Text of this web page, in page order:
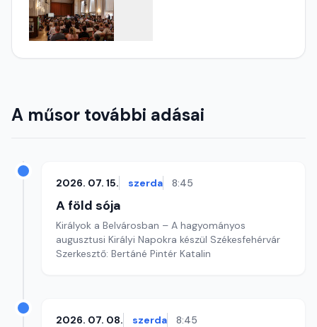
A műsor további adásai
2026. 07. 15. szerda 8:45
A föld sója
Királyok a Belvárosban – A hagyományos
augusztusi Királyi Napokra készül Székesfehérvár
Szerkesztő: Bertáné Pintér Katalin
2026. 07. 08. szerda 8:45